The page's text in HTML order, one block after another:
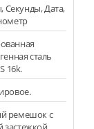
Дата,
сталь
16k.
ремешок с